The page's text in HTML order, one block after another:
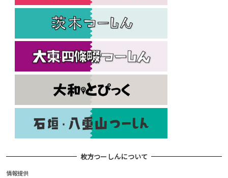
枚方つーしんについて
情報提供